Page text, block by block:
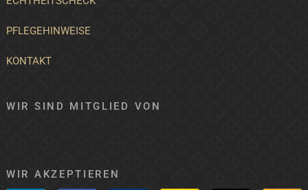
PFLEGEHINWEISE
KONTAKT
WIR SIND MITGLIED VON
WIR AKZEPTIEREN